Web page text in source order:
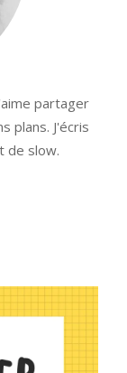
partager
plans. J'écris
de slow.